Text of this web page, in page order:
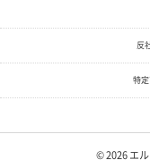
反
特
© 2026エ